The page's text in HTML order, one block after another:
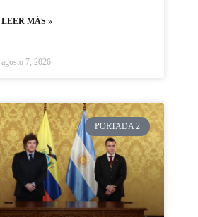
LEER MÁS »
agosto 7, 2026
PORTADA 2